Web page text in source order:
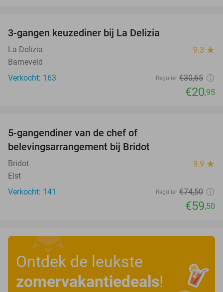
3-gangen keuzediner bij La Delizia
La Delizia 9.3 star
Barneveld
Verkocht: 163
Regulier €30,65
€20,95
5-gangendiner van de chef of
belevingsarrangement bij Bridot
Bridot 9.9 star
Elst
Verkocht: 141
Regulier €74,50
€59,50
Ontdek de leukste
zomervakantiedeals!